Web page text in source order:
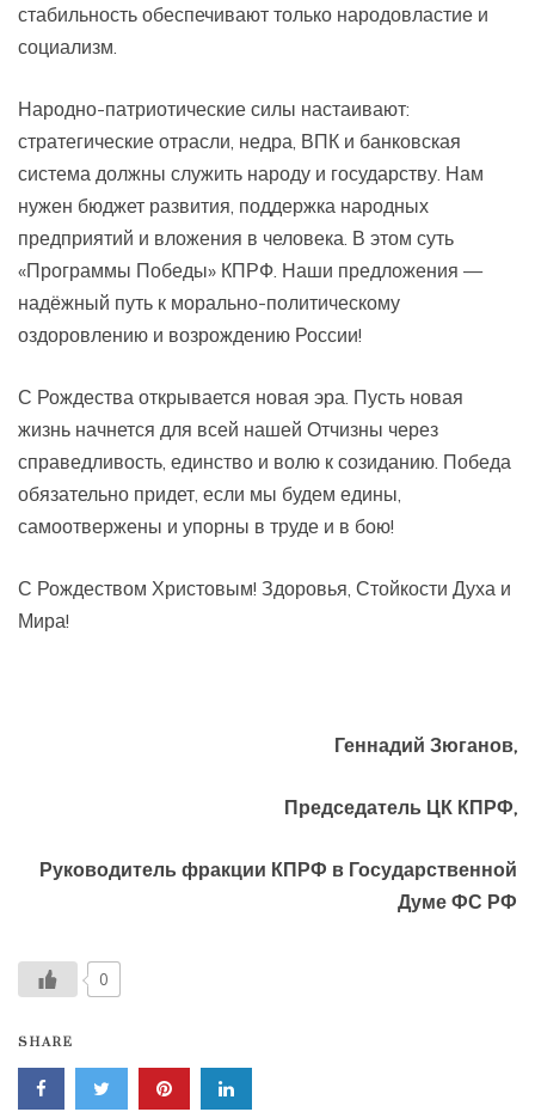
стабильность обеспечивают только народовластие и
социализм.
Народно-патриотические силы настаивают:
стратегические отрасли, недра, ВПК и банковская
система должны служить народу и государству. Нам
нужен бюджет развития, поддержка народных
предприятий и вложения в человека. В этом суть
«Программы Победы» КПРФ. Наши предложения —
надёжный путь к морально-политическому
оздоровлению и возрождению России!
С Рождества открывается новая эра. Пусть новая
жизнь начнется для всей нашей Отчизны через
справедливость, единство и волю к созиданию. Победа
обязательно придет, если мы будем едины,
самоотвержены и упорны в труде и в бою!
С Рождеством Христовым! Здоровья, Стойкости Духа и
Мира!
Геннадий Зюганов,
Председатель ЦК КПРФ,
Руководитель фракции КПРФ в Государственной
Думе ФС РФ
0
SHARE